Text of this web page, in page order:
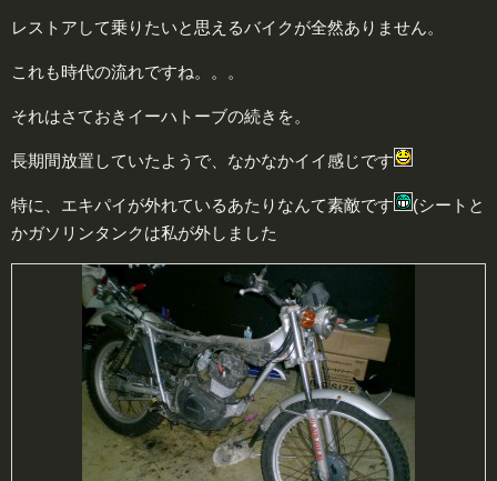
レストアして乗りたいと思えるバイクが全然ありません。
これも時代の流れですね。。。
それはさておきイーハトーブの続きを。
長期間放置していたようで、なかなかイイ感じです
特に、エキパイが外れているあたりなんて素敵です
(シートと
かガソリンタンクは私が外しました